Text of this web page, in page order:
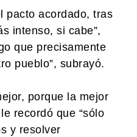
pacto acordado, tras
intenso, si cabe”,
que precisamente
pueblo”, subrayó.
porque la mejor
recordó que “sólo
y resolver